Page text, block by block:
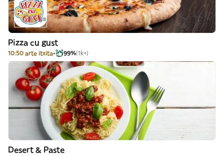
Pizza cu gust
10:50 arte itxita 99%(1k+)
Desert & Paste